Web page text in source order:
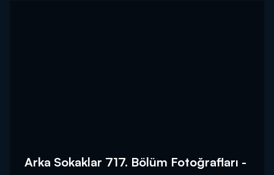
Arka Sokaklar 717. Bölüm Fotoğrafları -